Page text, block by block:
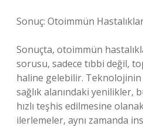
Sonuç: Otoimmün
Sonuçta, otoimmün
sorusu, sadece tıbbi değil,
haline gelebilir. Teknolojinin
sağlık alanındaki yenilikler,
hızlı teşhis edilmesine
ilerlemeler, aynı zamanda